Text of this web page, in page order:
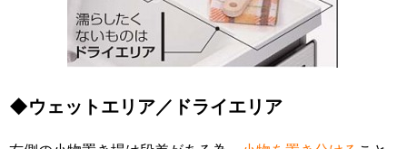
◆ウェットエリア／ドライエリア